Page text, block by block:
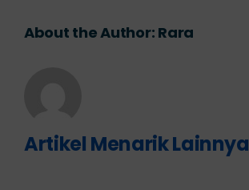
About the Author: Rara
Artikel Menarik Lainnya